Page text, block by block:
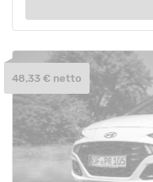
48,33 € netto